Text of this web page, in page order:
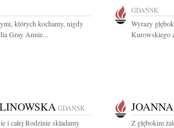
których kochamy, nigdy
Gray Annie...
GDAŃSK
Wyrazy
Kurowskiego
GDAŃSK
i całej Rodzinie składamy
Z głębokim